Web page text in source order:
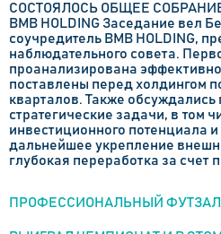
СОСТОЯЛОСЬ ОБЩЕЕ
BMB HOLDING Заседание вел
соучредитель BMB HOLDING,
наблюдательного совета.
проанализирована
поставлены перед холдингом
кварталов. Также
стратегические задачи, в том
инвестиционного потенциала
дальнейшее укрепление
глубокая переработка за счет
ПРОФЕССИОНАЛЬНЫЙ